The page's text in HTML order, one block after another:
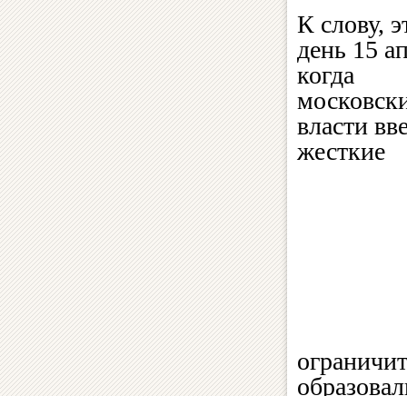
К слову,
день 15
когда
власти
жесткие